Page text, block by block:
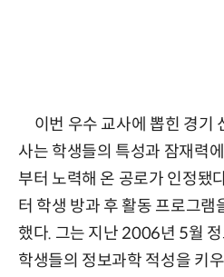
이번 우수 교사에 뽑힌 경기
사는 학생들의 특성과 잠재력
부터 노력해 온 공로가 인정됐
터 학생 방과 후 활동 프로그램
했다. 그는 지난 2006년 5월
학생들의 정보과학 적성을 키